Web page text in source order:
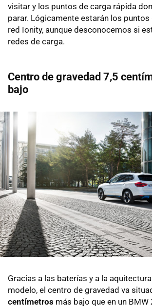
visitar y los puntos de carga rápida
parar. Lógicamente estarán los puntos
red Ionity, aunque desconocemos si
redes de carga.
Centro de gravedad 7,5
bajo
Gracias a las baterías y a la
modelo, el centro de gravedad va
centímetros más bajo que en un BMW